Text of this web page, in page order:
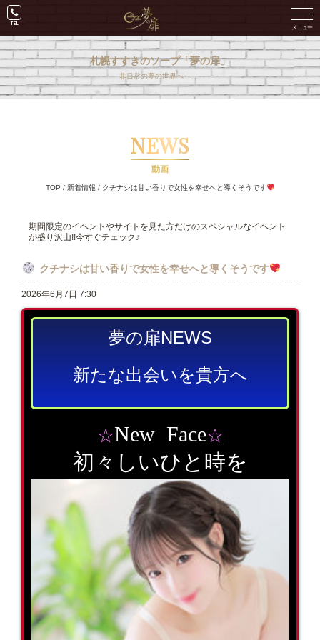
札幌すすきのソープ「夢の扉」
非日常の夢の世界へ･･･。
NEWS
動画
TOP / 新着情報 / クチナシは甘い香りで女性を幸せへと導くそうです
期間限定のイベントやサイトを見た方だけのスペシャルなイベント
が盛り沢山!!今すぐチェック♪
クチナシは甘い香りで女性を幸せへと導くそうです
2026年6月7日 7:30
夢の扉NEWS
新たな出会いを貴方へ
☆New Face☆
初々しいひと時を